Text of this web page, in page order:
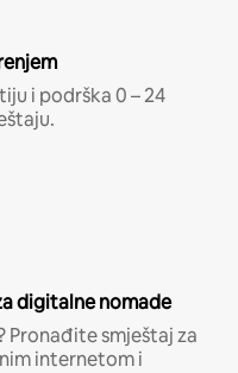
i podrška 0 – 24
digitalne nomade
smještaj za
internetom i